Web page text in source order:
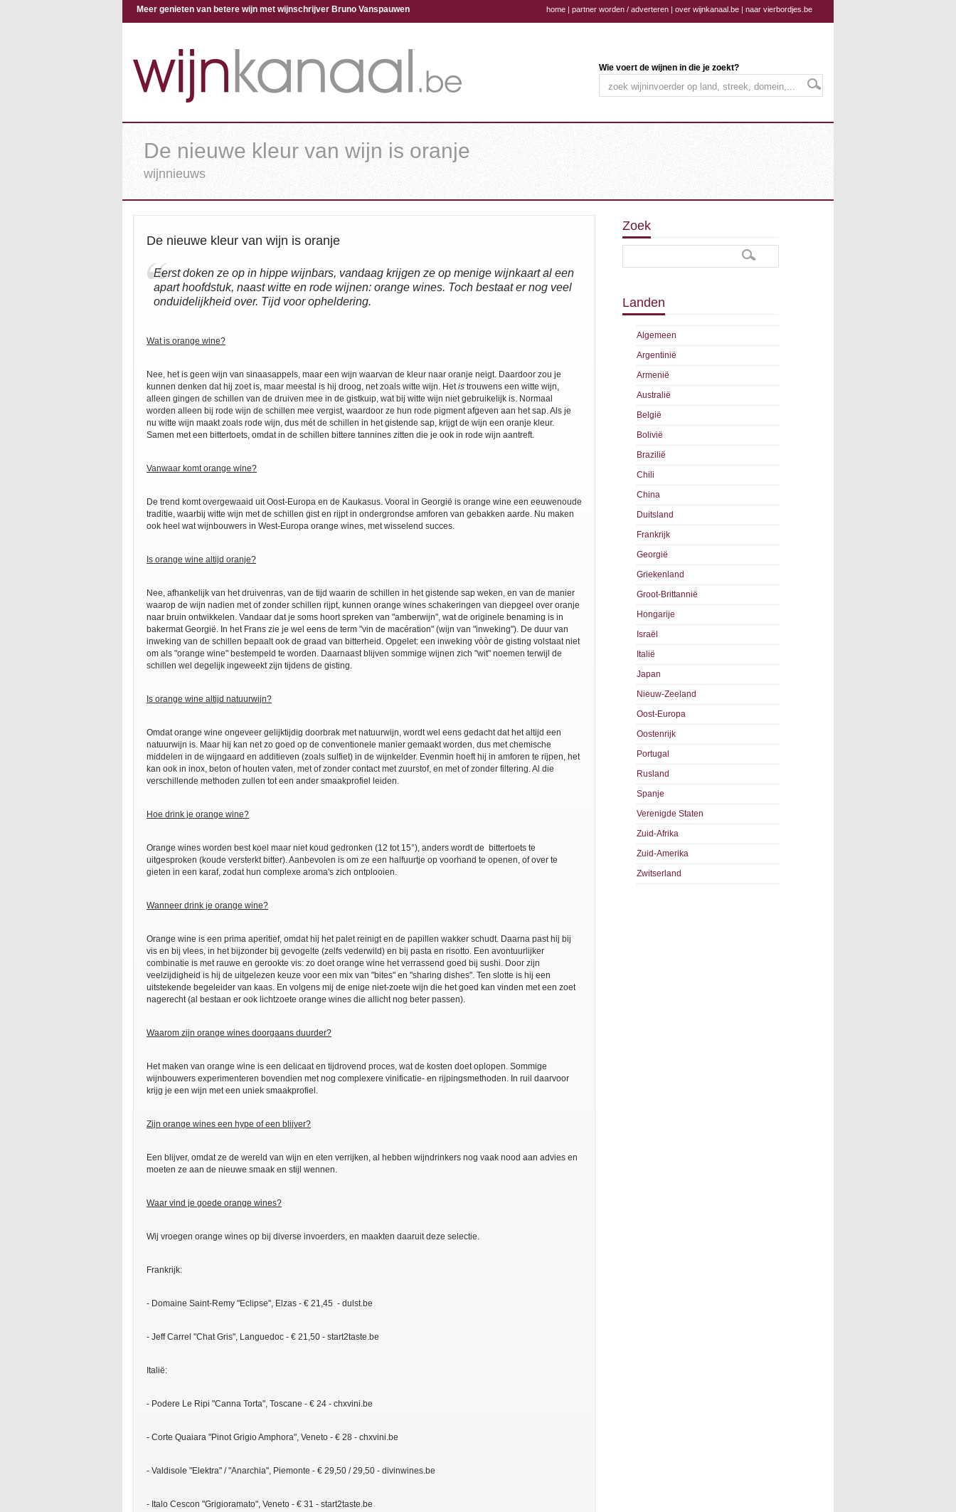
Meer genieten van betere wijn met wijnschrijver Bruno Vanspauwen home | partner worden / adverteren | over wijnkanaal.be | naar vierbordjes.be
Wie voert de wijnen in die je zoekt?
De nieuwe kleur van wijn is oranje
wijnnieuws
De nieuwe kleur van wijn is oranje
Eerst doken ze op in hippe wijnbars, vandaag krijgen ze op menige wijnkaart al een
apart hoofdstuk, naast witte en rode wijnen: orange wines. Toch bestaat er nog veel
onduidelijkheid over. Tijd voor opheldering.
Wat is orange wine?
Nee, het is geen wijn van sinaasappels, maar een wijn waarvan de kleur naar oranje neigt. Daardoor zou je
kunnen denken dat hij zoet is, maar meestal is hij droog, net zoals witte wijn. Hetis trouwens een witte wijn,
alleen gingen de schillen van de druiven mee in de gistkuip, wat bij witte wijn niet gebruikelijk is. Normaal
worden alleen bij rode wijn de schillen mee vergist, waardoor ze hun rode pigment afgeven aan het sap. Als je
nu witte wijn maakt zoals rode wijn, dus mét de schillen in het gistende sap, krijgt de wijn een oranje kleur.
Samen met een bittertoets, omdat in de schillen bittere tannines zitten die je ook in rode wijn aantreft.
Vanwaar komt orange wine?
De trend komt overgewaaid uit Oost-Europa en de Kaukasus. Vooral in Georgië is orange wine een eeuwenoude
traditie, waarbij witte wijn met de schillen gist en rijpt in ondergrondse amforen van gebakken aarde. Nu maken
ook heel wat wijnbouwers in West-Europa orange wines, met wisselend succes.
Is orange wine altijd oranje?
Nee, afhankelijk van het druivenras, van de tijd waarin de schillen in het gistende sap weken, en van de manier
waarop de wijn nadien met of zonder schillen rijpt, kunnen orange wines schakeringen van diepgeel over oranje
naar bruin ontwikkelen. Vandaar dat je soms hoort spreken van "amberwijn", wat de originele benaming is in
bakermat Georgië. In het Frans zie je wel eens de term "vin de macération" (wijn van "inweking"). De duur van
inweking van de schillen bepaalt ook de graad van bitterheid. Opgelet: een inweking vòòr de gisting volstaat niet
om als "orange wine" bestempeld te worden. Daarnaast blijven sommige wijnen zich "wit" noemen terwijl de
schillen wel degelijk ingeweekt zijn tijdens de gisting.
Is orange wine altijd natuurwijn?
Omdat orange wine ongeveer gelijktijdig doorbrak met natuurwijn, wordt wel eens gedacht dat het altijd een
natuurwijn is. Maar hij kan net zo goed op de conventionele manier gemaakt worden, dus met chemische
middelen in de wijngaard en additieven (zoals sulfiet) in de wijnkelder. Evenmin hoeft hij in amforen te rijpen, het
kan ook in inox, beton of houten vaten, met of zonder contact met zuurstof, en met of zonder filtering. Al die
verschillende methoden zullen tot een ander smaakprofiel leiden.
Hoe drink je orange wine?
Orange wines worden best koel maar niet koud gedronken (12 tot 15°), anders wordt de bittertoets te
uitgesproken (koude versterkt bitter). Aanbevolen is om ze een halfuurtje op voorhand te openen, of over te
gieten in een karaf, zodat hun complexe aroma's zich ontplooien.
Wanneer drink je orange wine?
Orange wine is een prima aperitief, omdat hij het palet reinigt en de papillen wakker schudt. Daarna past hij bij
vis en bij vlees, in het bijzonder bij gevogelte (zelfs vederwild) en bij pasta en risotto. Een avontuurlijker
combinatie is met rauwe en gerookte vis: zo doet orange wine het verrassend goed bij sushi. Door zijn
veelzijdigheid is hij de uitgelezen keuze voor een mix van "bites" en "sharing dishes". Ten slotte is hij een
uitstekende begeleider van kaas. En volgens mij de enige niet-zoete wijn die het goed kan vinden met een zoet
nagerecht (al bestaan er ook lichtzoete orange wines die allicht nog beter passen).
Waarom zijn orange wines doorgaans duurder?
Het maken van orange wine is een delicaat en tijdrovend proces, wat de kosten doet oplopen. Sommige
wijnbouwers experimenteren bovendien met nog complexere vinificatie- en rijpingsmethoden. In ruil daarvoor
krijg je een wijn met een uniek smaakprofiel.
Zijn orange wines een hype of een blijver?
Een blijver, omdat ze de wereld van wijn en eten verrijken, al hebben wijndrinkers nog vaak nood aan advies en
moeten ze aan de nieuwe smaak en stijl wennen.
Waar vind je goede orange wines?
Wij vroegen orange wines op bij diverse invoerders, en maakten daaruit deze selectie.
Frankrijk:
- Domaine Saint-Remy "Eclipse", Elzas - € 21,45 - dulst.be
- Jeff Carrel "Chat Gris", Languedoc - € 21,50 - start2taste.be
Italië:
- Podere Le Ripi "Canna Torta", Toscane - € 24 - chxvini.be
- Corte Quaiara "Pinot Grigio Amphora", Veneto - € 28 - chxvini.be
- Valdisole "Elektra" / "Anarchia", Piemonte - € 29,50 / 29,50 - divinwines.be
- Italo Cescon "Grigioramato", Veneto - € 31 - start2taste.be
Zoek
Landen
Algemeen
Argentinië
Armenië
Australië
België
Bolivië
Brazilië
Chili
China
Duitsland
Frankrijk
Georgië
Griekenland
Groot-Brittannië
Hongarije
Israël
Italië
Japan
Nieuw-Zeeland
Oost-Europa
Oostenrijk
Portugal
Rusland
Spanje
Verenigde Staten
Zuid-Afrika
Zuid-Amerika
Zwitserland